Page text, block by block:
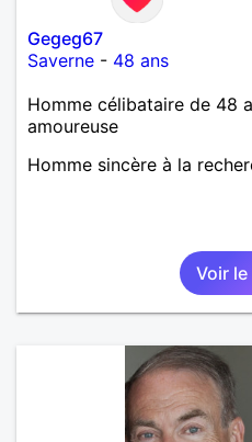
Gegeg67
Saverne - 48 ans
Homme célibataire de 48
amoureuse
Homme sincère à la
Voir